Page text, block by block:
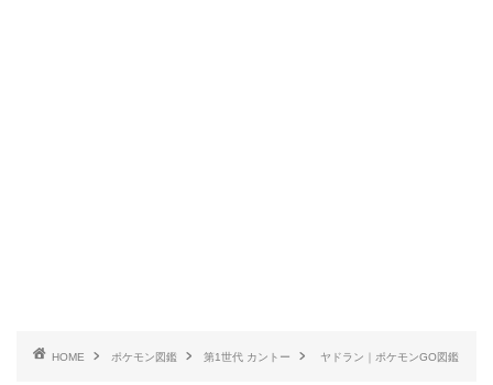
HOME ポケモン図鑑 第1世代 カントー ヤドラン｜ポケモンGO図鑑